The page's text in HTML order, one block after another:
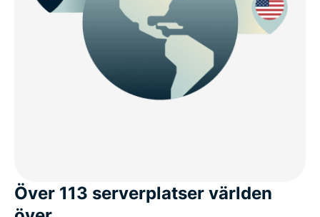
Över 113 serverplatser världen